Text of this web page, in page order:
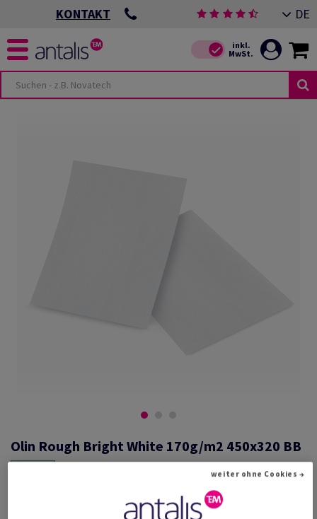
KONTAKT DE
Olin Rough Bright White 170g/m2 450x320 BB
weiter ohne Cookies →